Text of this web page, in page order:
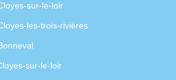
sur-le-loir
les-trois-rivières
sur-le-loir